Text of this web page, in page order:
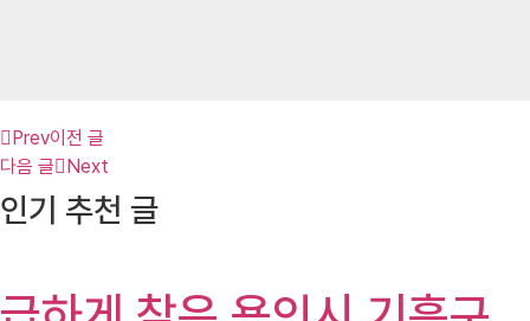
Prev이전 글
다음 글
Next
인기 추천 글